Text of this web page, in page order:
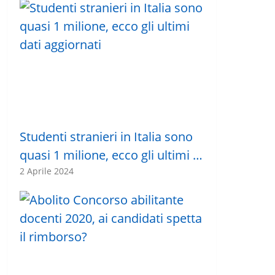
Studenti stranieri in Italia sono
quasi 1 milione, ecco gli ultimi …
2 Aprile 2024